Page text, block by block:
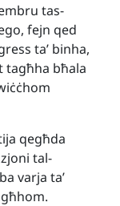
tas-
fejn qed
ta’ binha,
tagħha bħala
qegħda
tal-
varja ta’